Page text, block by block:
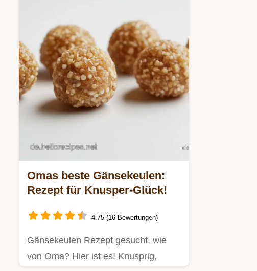
Omas beste Gänsekeulen:
Rezept für Knusper-Glück!
4.75 (16 Bewertungen)
Gänsekeulen Rezept gesucht, wie
von Oma? Hier ist es! Knusprig,